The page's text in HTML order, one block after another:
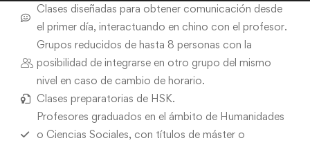
Clases diseñadas para obtener comunicación desde
el primer día, interactuando en chino con el profesor.
Grupos reducidos de hasta 8 personas con la
posibilidad de integrarse en otro grupo del mismo
nivel en caso de cambio de horario.
Clases preparatorias de HSK.
Profesores graduados en el ámbito de Humanidades
o Ciencias Sociales, con títulos de máster o